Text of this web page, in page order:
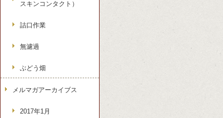
スキンコンタクト）
詰口作業
無濾過
ぶどう畑
メルマガアーカイブス
2017年1月